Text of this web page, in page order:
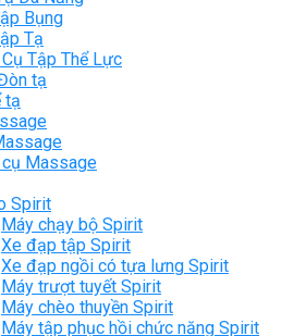
Bụng
Tạ
Tập Thể Lực
tạ
tạ
cụ Massage
Spirit
Máy chạy bộ Spirit
Xe đạp tập Spirit
Xe đạp ngồi có tựa lưng Spirit
Máy trượt tuyết Spirit
Máy chèo thuyền Spirit
Máy tập phục hồi chức năng Spirit